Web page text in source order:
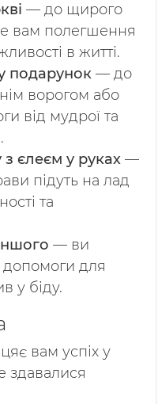
— до щирого
вам полегшення
в житті.
подарунок — до
ворогом або
від мудрої та
єлеєм у руках —
підуть на лад
та
— ви
для
у біду.
вам успіх у
здавалися